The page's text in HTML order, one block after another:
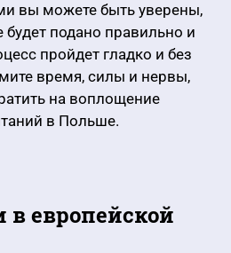
вы можете быть уверены,
подано правильно и
пройдет гладко и без
время, силы и нервы,
на воплощение
в Польше.
европейской